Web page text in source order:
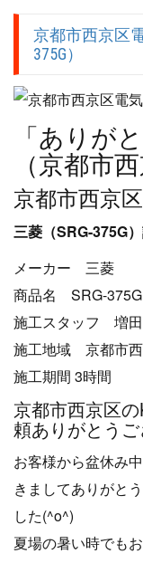
京都市西京区
375G）
「ありが
（京都市
京都市西京
三菱（SRG-375G
メーカー 三菱
商品名 SRG-375G
施工スタッフ 増
施工地域 京都市
施工期間 3時間
京都市西京区
頼ありがとうご
お客様から盆休み
きましてありがと
した(^o^)
夏場の暑い時でも